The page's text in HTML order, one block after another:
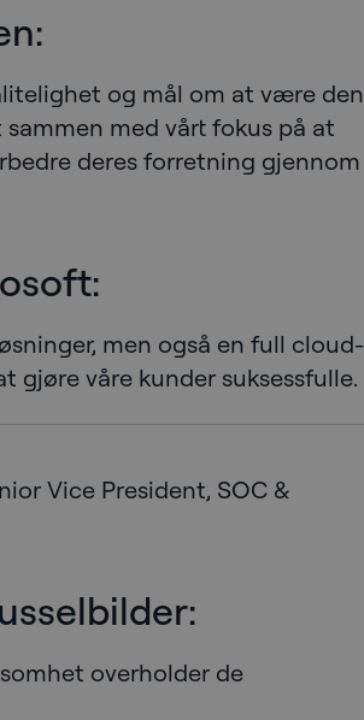
og mål om at være den
med vårt fokus på at
deres forretning gjennom
men også en full cloud-
gjøre våre kunder suksessfulle.
Vice President, SOC &
overholder de